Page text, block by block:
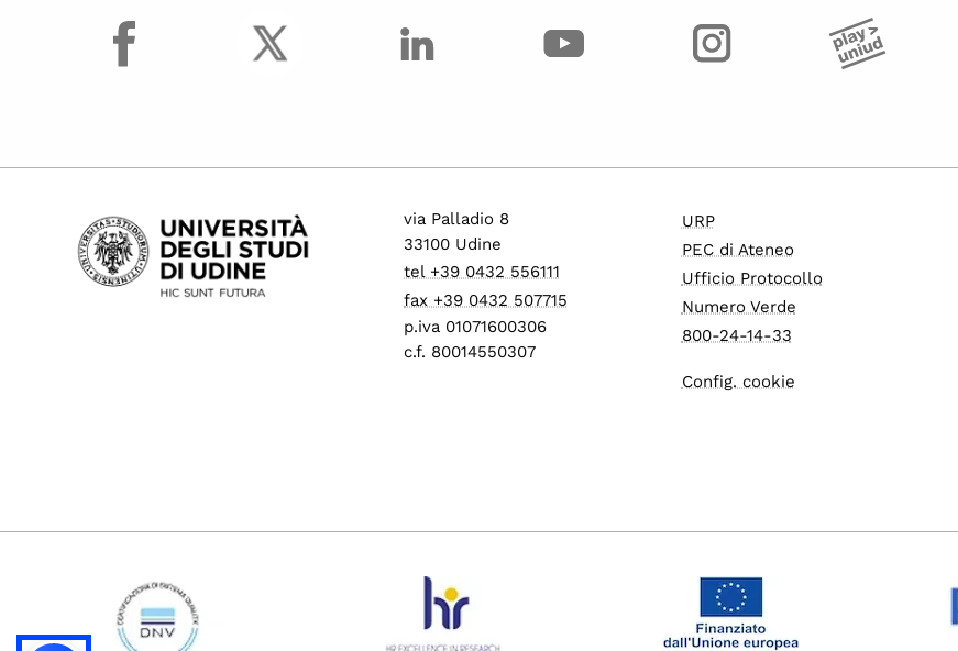
facebook
via Palladio 8
33100 Udine
tel +39 0432 556111
fax +39 0432 507715
p.iva 01071600306
c.f. 80014550307
URP
PEC di Ateneo
Ufficio Protocollo
Numero Verde
800-24-14-33
Config. cookie